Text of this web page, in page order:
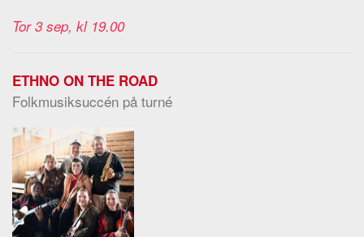
Tor 3 sep, kl 19.00
ETHNO ON THE ROAD
Folkmusiksuccén på turné